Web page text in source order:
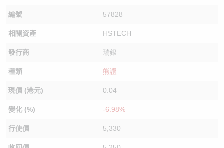
編號 57828
相關資產 HSTECH
發行商 瑞銀
種類 熊證
現價 (港元) 0.04
變化 (%) -6.98%
行使價 5,330